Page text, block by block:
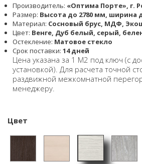
Производитель: «Оптима Порте», г.
Размер: Высота до 2780 мм, ширина
Материал: Сосновый брус, МДФ,
Цвет: Венге, Дуб белый, серый,
Остекление: Матовое стекло
Срок поставки: 14 дней
Цена указана за 1 М2 под ключ (с
установкой). Для расчета точной
раздвижной межкомнатной
менеджеру.
Цвет